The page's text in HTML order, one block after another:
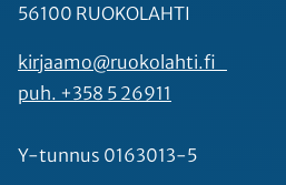
56100 RUOKOLAHTI
kirjaamo@ruokolahti.fi
puh. +358 5 26911
Y-tunnus 0163013-5